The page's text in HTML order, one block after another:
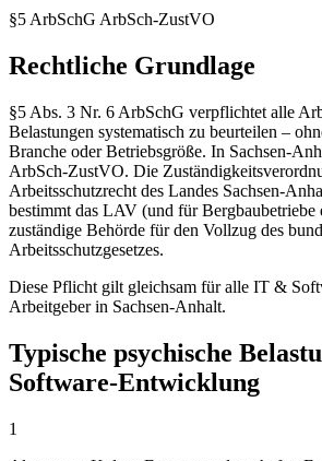
§5 ArbSchG ArbSch-ZustVO
Rechtliche Grundlage
§5 Abs. 3 Nr. 6 ArbSchG verpflichtet alle
Belastungen systematisch zu beurteilen –
Branche oder Betriebsgröße. In Sachsen-
ArbSch-ZustVO. Die
Arbeitsschutzrecht des Landes Sachsen-
bestimmt das LAV (und für
zuständige Behörde für den Vollzug des
Arbeitsschutzgesetzes.
Diese Pflicht gilt gleichsam für alle IT &
Arbeitgeber in Sachsen-Anhalt.
Typische psychische
Software-Entwicklung
1